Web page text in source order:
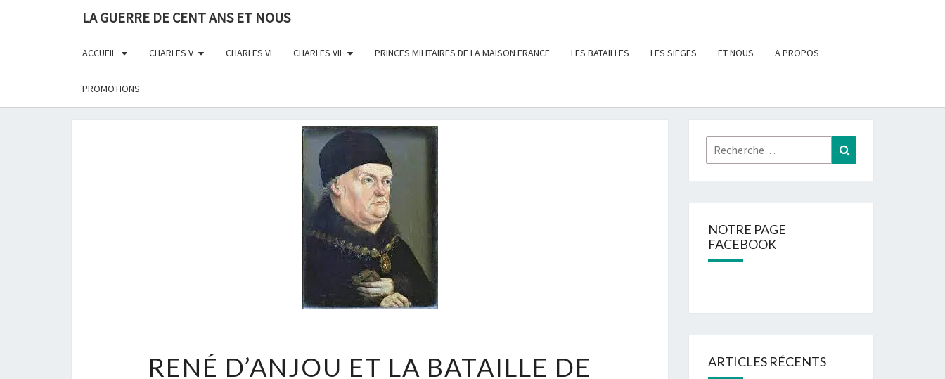
LA GUERRE DE CENT ANS ET NOUS
ACCUEIL CHARLES V CHARLES VI CHARLES VII PRINCES MILITAIRES DE LA MAISON FRANCE LES BATAILLES LES SIEGES ET NOUS A PROPOS
PROMOTIONS
D’ANJOU
RENÉ D’ANJOU ET LA BATAILLE DE
Rechercher :
NOTRE PAGE
FACEBOOK
ARTICLES RÉCENTS